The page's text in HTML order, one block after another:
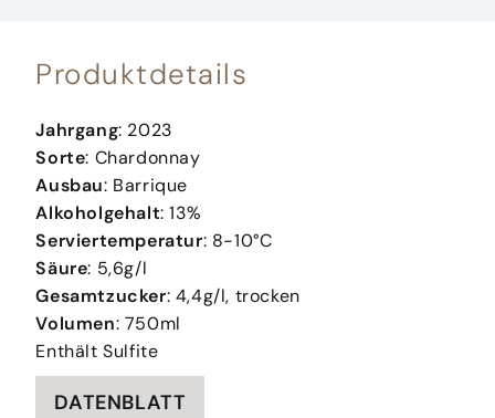
Produktdetails
Jahrgang: 2023
Sorte: Chardonnay
Ausbau: Barrique
Alkoholgehalt: 13%
Serviertemperatur: 8-10°C
Säure: 5,6g/l
Gesamtzucker: 4,4g/l, trocken
Volumen: 750ml
Enthält Sulfite
DATENBLATT